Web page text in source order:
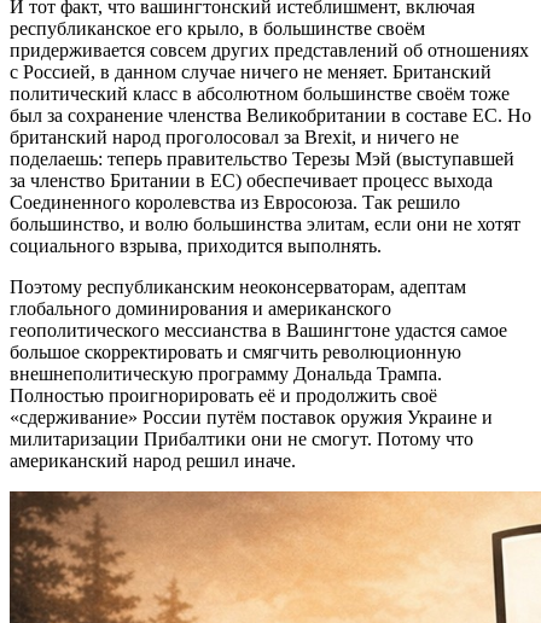
И тот факт, что вашингтонский истеблишмент, включая
республиканское его крыло, в большинстве своём
придерживается совсем других представлений об отношениях
с Россией, в данном случае ничего не меняет. Британский
политический класс в абсолютном большинстве своём тоже
был за сохранение членства Великобритании в составе ЕС. Но
британский народ проголосовал за Brexit, и ничего не
поделаешь: теперь правительство Терезы Мэй (выступавшей
за членство Британии в ЕС) обеспечивает процесс выхода
Соединенного королевства из Евросоюза. Так решило
большинство, и волю большинства элитам, если они не хотят
социального взрыва, приходится выполнять.
Поэтому республиканским неоконсерваторам, адептам
глобального доминирования и американского
геополитического мессианства в Вашингтоне удастся самое
большое скорректировать и смягчить революционную
внешнеполитическую программу Дональда Трампа.
Полностью проигнорировать её и продолжить своё
«сдерживание» России путём поставок оружия Украине и
милитаризации Прибалтики они не смогут. Потому что
американский народ решил иначе.